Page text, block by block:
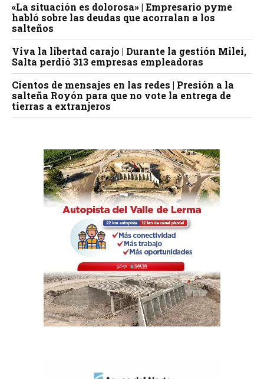
«La situación es dolorosa» | Empresario pyme
habló sobre las deudas que acorralan a los
salteños
Viva la libertad carajo | Durante la gestión Milei,
Salta perdió 313 empresas empleadoras
Cientos de mensajes en las redes | Presión a la
salteña Royón para que no vote la entrega de
tierras a extranjeros